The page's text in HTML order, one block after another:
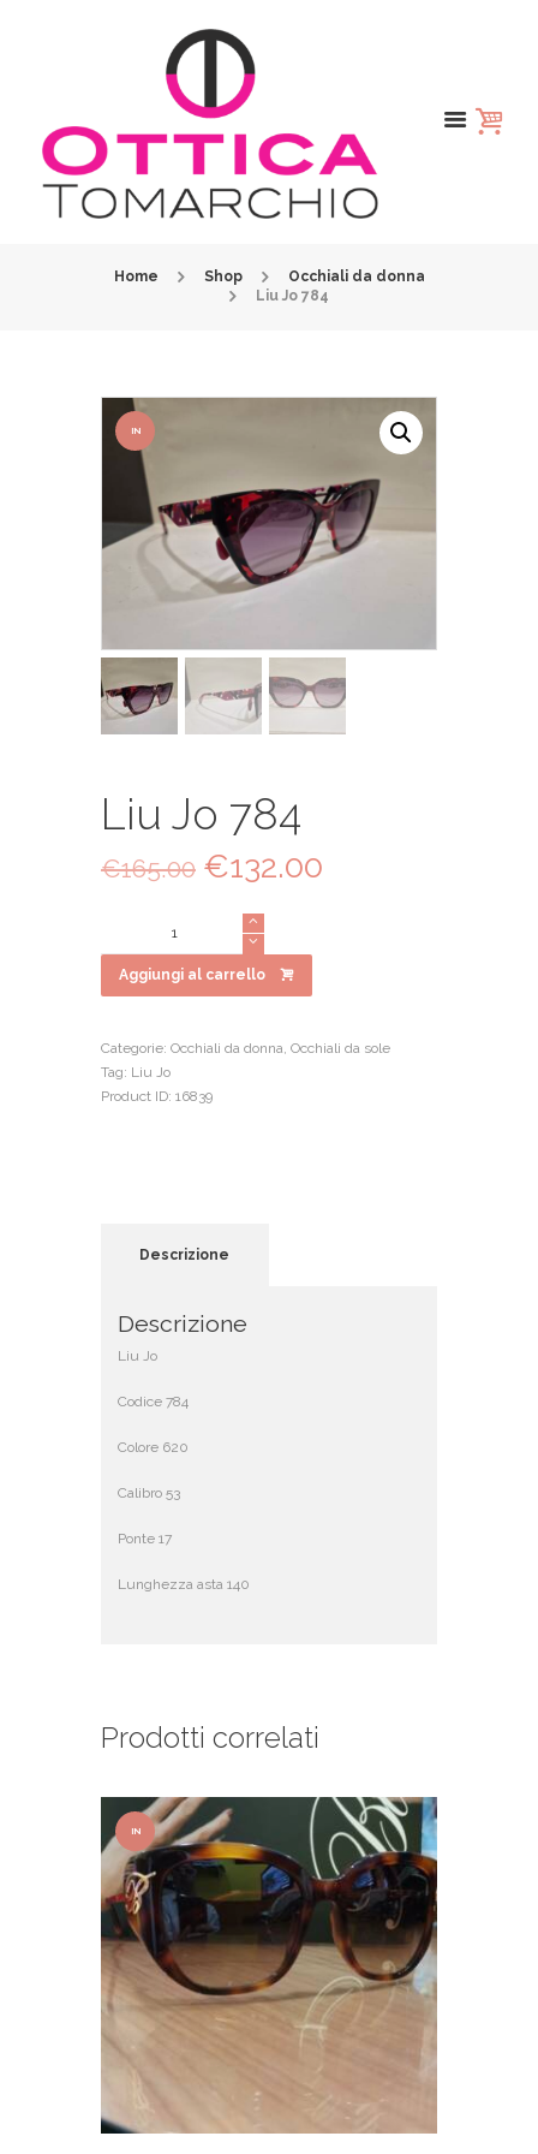
Home Shop
Occhiali da donna
Liu Jo 784
IN
OFFER
Liu Jo 784
€165.00 Il
prezzo
originale
era:
€165.00.
€132.00
784
quantità
Aggiungi al carrello
Categorie: Occhiali da donna Occhiali da sole
Tag: Liu Jo
Product ID: 16839
Descrizione
Descrizione
Liu Jo
Codice 784
Colore 620
Calibro 53
Ponte 17
Lunghezza asta 140
Prodotti correlati
IN
OFFER
TA!